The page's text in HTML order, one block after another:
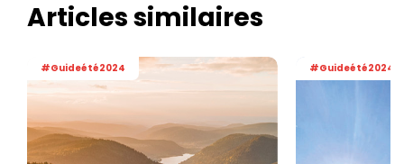
Articles similaires
#Guideété2024 #Guideété2024